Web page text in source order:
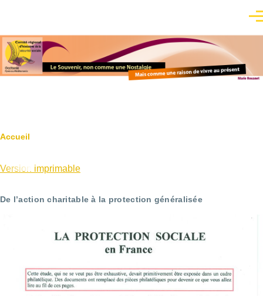
Fil
d'Ariane
Accueil
Version imprimable
De l’action charitable à la protection généralisée